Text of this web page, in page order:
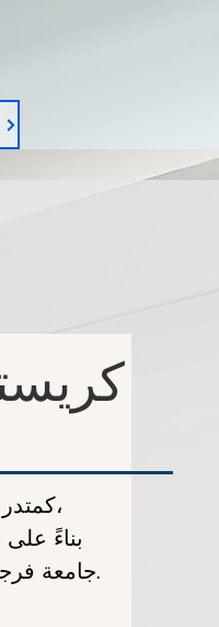
تتطلع كريستينا إلى الانضمام إلى Cumberland Counseling LLC كمتدربة سريرية،
بناءً
جامعة فرجينيا. حاليًا، تدرس للحصول على درجة الماجستير في الطب النفسي السريري.